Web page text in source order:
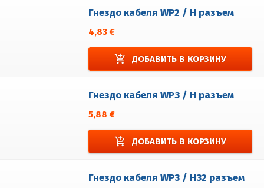
Гнездо кабеля WP2 / H разъем
4,83 €
add_shopping_cart ДОБАВИТЬ В КОРЗИНУ
Гнездо кабеля WP3 / H разъем
5,88 €
add_shopping_cart ДОБАВИТЬ В КОРЗИНУ
Гнездо кабеля WP3 / H32 разъем